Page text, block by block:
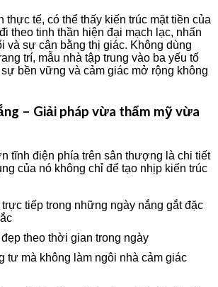
thực tế, có thể thấy kiến trúc mặt tiền của
theo tinh thần hiện đại mạch lạc, nhấn
và sự cân bằng thị giác. Không dùng
trí, mẫu nhà tập trung vào ba yếu tố
bền vững và cảm giác mở rộng không
– Giải pháp vừa thẩm mỹ vừa
tĩnh điện phía trên sân thượng là chi tiết
của nó không chỉ để tạo nhịp kiến trúc
tiếp trong những ngày nắng gắt đặc
theo thời gian trong ngày
tư mà không làm ngôi nhà cảm giác